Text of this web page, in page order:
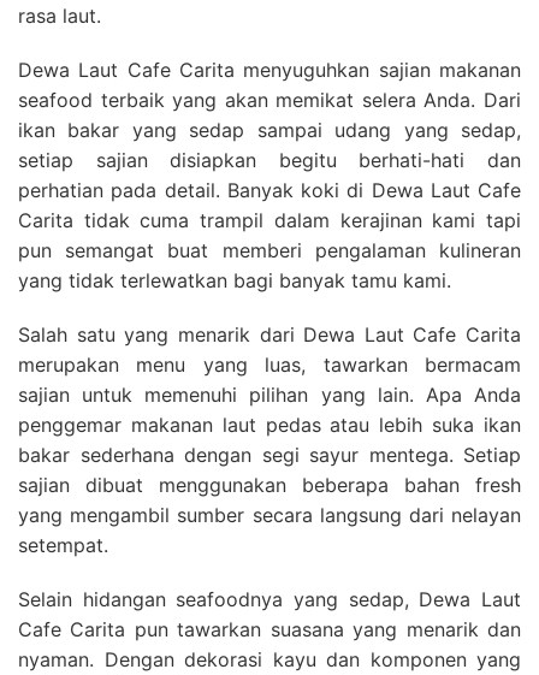
rasa laut.
Dewa Laut Cafe Carita menyuguhkan sajian makanan
seafood terbaik yang akan memikat selera Anda. Dari
ikan bakar yang sedap sampai udang yang sedap,
setiap sajian disiapkan begitu berhati-hati dan
perhatian pada detail. Banyak koki di Dewa Laut Cafe
Carita tidak cuma trampil dalam kerajinan kami tapi
pun semangat buat memberi pengalaman kulineran
yang tidak terlewatkan bagi banyak tamu kami.
Salah satu yang menarik dari Dewa Laut Cafe Carita
merupakan menu yang luas, tawarkan bermacam
sajian untuk memenuhi pilihan yang lain. Apa Anda
penggemar makanan laut pedas atau lebih suka ikan
bakar sederhana dengan segi sayur mentega. Setiap
sajian dibuat menggunakan beberapa bahan fresh
yang mengambil sumber secara langsung dari nelayan
setempat.
Selain hidangan seafoodnya yang sedap, Dewa Laut
Cafe Carita pun tawarkan suasana yang menarik dan
nyaman. Dengan dekorasi kayu dan komponen yang